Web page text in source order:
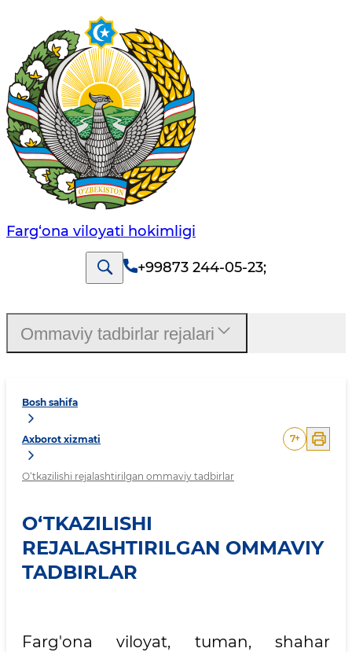
Farg‘оnа vilоyati hоkimligi
+99873 244-05-23;
Bosh sahifa
Axborot xizmati
O‘tkazilishi rejalashtirilgan ommaviy tadbirlar
7+
O‘TKAZILISHI
REJALASHTIRILGAN OMMAVIY
TADBIRLAR
Farg'ona viloyat, tuman, shahar
Ommaviy tadbirlar rejalari